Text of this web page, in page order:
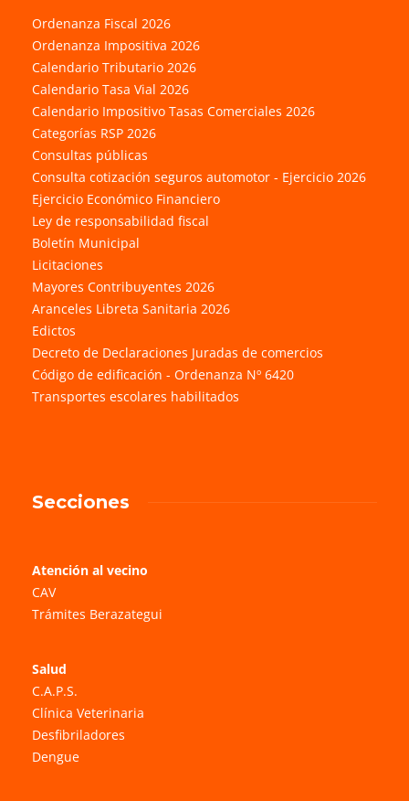
Ordenanza Fiscal 2026
Ordenanza Impositiva 2026
Calendario Tributario 2026
Calendario Tasa Vial 2026
Calendario Impositivo Tasas Comerciales 2026
Categorías RSP 2026
Consultas públicas
Consulta cotización seguros automotor - Ejercicio 2026
Ejercicio Económico Financiero
Ley de responsabilidad fiscal
Boletín Municipal
Licitaciones
Mayores Contribuyentes 2026
Aranceles Libreta Sanitaria 2026
Edictos
Decreto de Declaraciones Juradas de comercios
Código de edificación - Ordenanza Nº 6420
Transportes escolares habilitados
Secciones
Atención al vecino
CAV
Trámites Berazategui
Salud
C.A.P.S.
Clínica Veterinaria
Desfibriladores
Dengue